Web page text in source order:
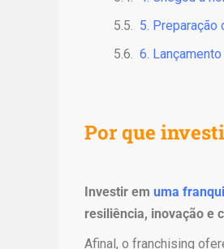
o
q
n
5. Preparação
6.
Por que
Investir em uma
resiliência, inovação e
Afinal, o franchising